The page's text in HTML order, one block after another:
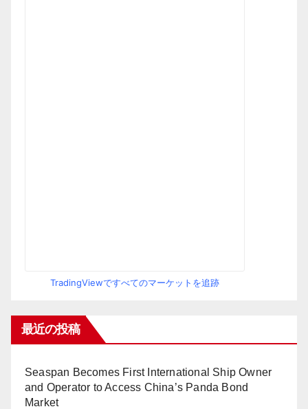
TradingViewですべてのマーケットを追跡
最近の投稿
Seaspan Becomes First International Ship Owner
and Operator to Access China’s Panda Bond
Market